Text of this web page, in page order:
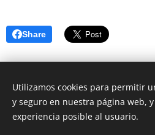
Share
Utilizamos cookies para permitir
y seguro en nuestra página web,
experiencia posible al usuario.